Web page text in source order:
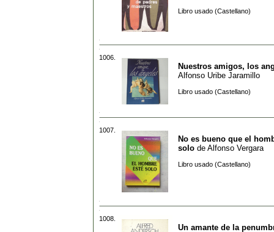
Libro usado (Castellano)
1006.
Nuestros amigos, los
Alfonso Uribe Jaramillo
Libro usado (Castellano)
1007.
No es bueno que el
solo de Alfonso Vergara
Libro usado (Castellano)
1008.
Un amante de la